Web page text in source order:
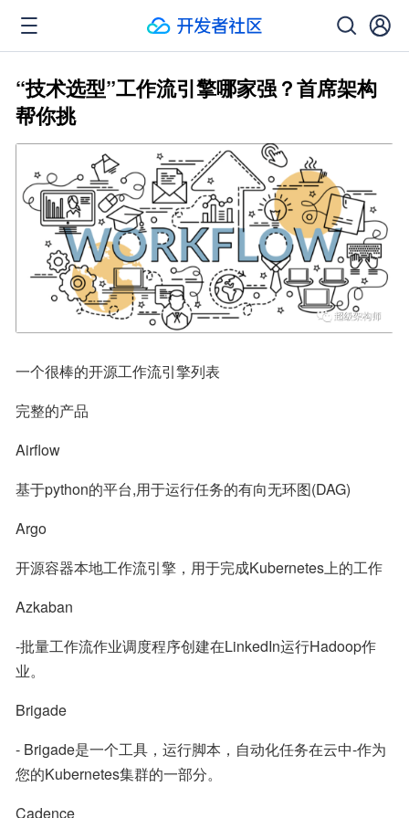
“技术选型”工作流引擎哪家强？首席架构
帮你挑
一个很棒的开源工作流引擎列表
完整的产品
Airflow
基于python的平台,用于运行任务的有向无环图(DAG)
Argo
开源容器本地工作流引擎，用于完成Kubernetes上的工作
Azkaban
-批量工作流作业调度程序创建在LinkedIn运行Hadoop作
业。
Brigade
- Brigade是一个工具，运行脚本，自动化任务在云中-作为
您的Kubernetes集群的一部分。
Cadence